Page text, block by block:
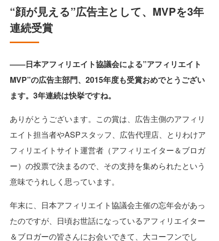
“顔が見える”広告主として、MVPを3年
連続受賞
――日本アフィリエイト協議会による”アフィリエイト
MVP”の広告主部門、2015年度も受賞おめでとうござい
ます。3年連続は快挙ですね。
ありがとうございます。この賞は、広告主側のアフィリ
エイト担当者やASPスタッフ、広告代理店、とりわけア
フィリエイトサイト運営者（アフィリエイター＆ブロガ
ー）の投票で決まるので、その支持を集められたという
意味でうれしく思っています。
年末に、日本アフィリエイト協議会主催の忘年会があっ
たのですが、日頃お世話になっているアフィリエイター
＆ブロガーの皆さんにお会いできて、大コーフンでし